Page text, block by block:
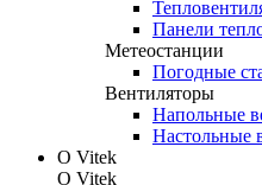
Панели
Метеостанции
Погодные
Вентиляторы
Напольные
Настольные
О Vitek
О Vitek